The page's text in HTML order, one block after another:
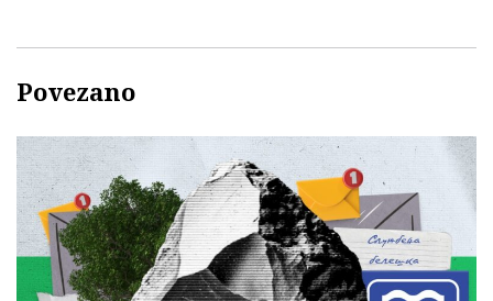
Povezano